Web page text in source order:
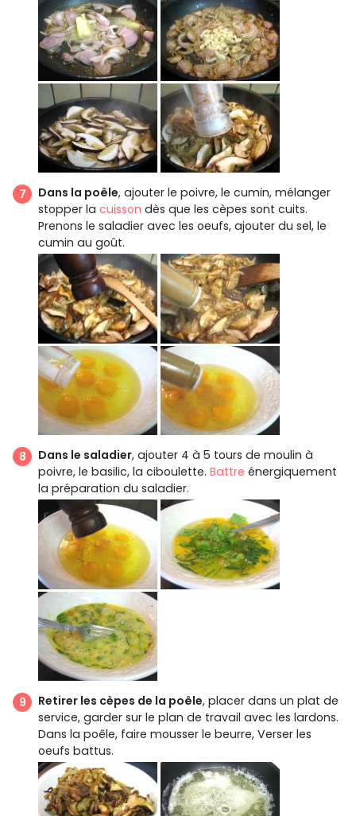
Dans la poêle, ajouter le poivre, le cumin, mélanger
stopper la cuisson dès que les cèpes sont cuits.
Prenons le saladier avec les oeufs, ajouter du sel, le
cumin au goût.
Dans le saladier, ajouter 4 à 5 tours de moulin à
poivre, le basilic, la ciboulette. Battre énergiquement
la préparation du saladier.
Retirer les cèpes de la poêle, placer dans un plat de
service, garder sur le plan de travail avec les lardons.
Dans la poêle, faire mousser le beurre, Verser les
oeufs battus.